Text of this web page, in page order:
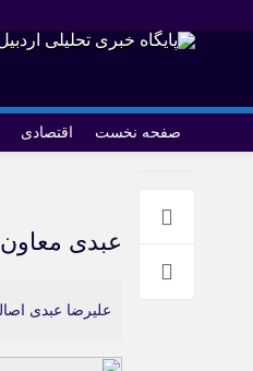
صفحه نخست اقتصادی
عبدی
علیرضا عبدی